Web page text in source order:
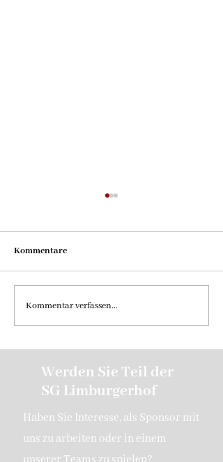
Saisonende der E2-Junioren
Kommentare
Kommentar verfassen...
Werden Sie Teil der
SG Limburgerhof
Haben Sie Interesse, als Sponsor mit
uns zu arbeiten oder in einem